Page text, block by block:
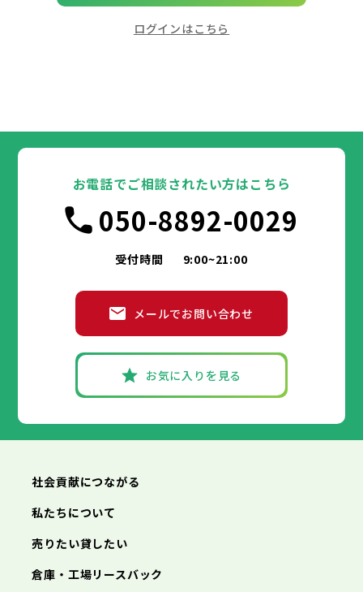
ログインはこちら
お電話でご相談されたい方はこちら
050-8892-0029
受付時間 9:00~21:00
メールでお問い合わせ
お気に入りを見る
社会貢献につながる
私たちについて
売りたい貸したい
倉庫・工場リースバック